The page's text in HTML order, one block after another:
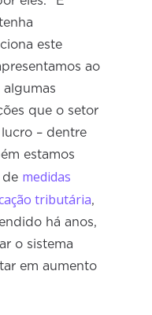
este
ao
que o setor
– dentre
estamos
de medidas
tributária,
há anos,
o sistema
em aumento